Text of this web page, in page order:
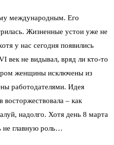
международным. Его
Жизненные устои уже не
у нас сегодня появились
век не видывал, вряд ли кто-то
женщины исключены из
работодателями. Идея
восторжествовала – как
надолго. Хотя день 8 марта
не главную роль…